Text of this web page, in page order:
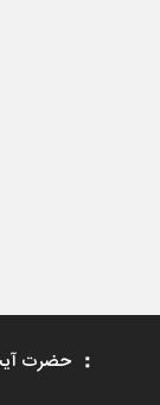
حضرت